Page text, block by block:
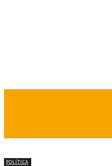
POLÍTICA